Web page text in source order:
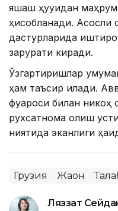
яшаш ҳуқуқидан
ҳисобланади. Асосли
дастурларида
зарурати киради.
Ўзгартиришлар
ҳам таъсир қилади.
фуқароси билан
рухсатнома олиш
ниятида эканлиги
Грузия Жаҳон
Ляззат